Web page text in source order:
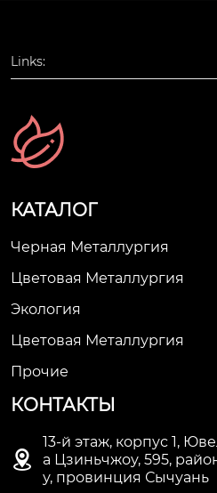
Links:
КАТАЛОГ
Черная Металлургия
Цветовая Металлургия
Экология
Цветовая Металлургия
Прочие
КОНТАКТЫ

13-й этаж, корпус 1,
а Цзиньчжоу, 595,
у, провинция Сычуань